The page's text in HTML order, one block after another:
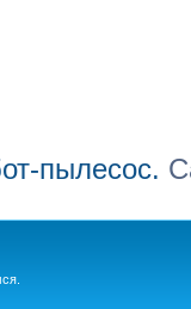
пылесос.